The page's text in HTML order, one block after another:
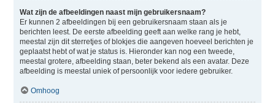
Wat zijn de afbeeldingen naast mijn gebruikersnaam?
Er kunnen 2 afbeeldingen bij een gebruikersnaam staan als je
berichten leest. De eerste afbeelding geeft aan welke rang je hebt,
meestal zijn dit sterretjes of blokjes die aangeven hoeveel berichten je
geplaatst hebt of wat je status is. Hieronder kan nog een tweede,
meestal grotere, afbeelding staan, beter bekend als een avatar. Deze
afbeelding is meestal uniek of persoonlijk voor iedere gebruiker.
Omhoog